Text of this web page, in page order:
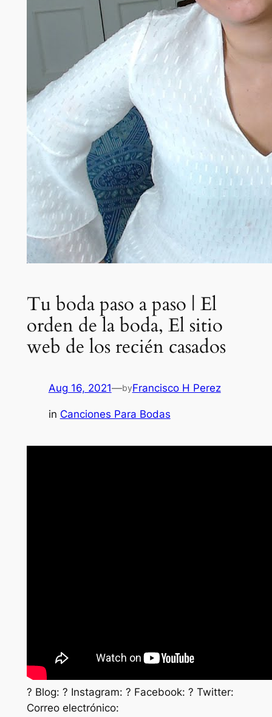
Tu boda paso a paso | El
orden de la boda, El sitio
web de los recién casados
Aug 16, 2021—byFrancisco H Perez
in Canciones Para Bodas
? Blog: ? Instagram: ? Facebook: ? Twitter:
Correo electrónico: